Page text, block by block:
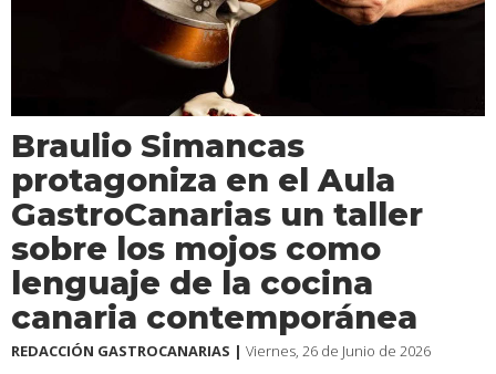
Braulio Simancas
protagoniza en el Aula
GastroCanarias un taller
sobre los mojos como
lenguaje de la cocina
canaria contemporánea
REDACCIÓN GASTROCANARIAS | Viernes, 26 de Junio de 2026